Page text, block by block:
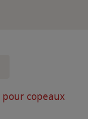
copeaux